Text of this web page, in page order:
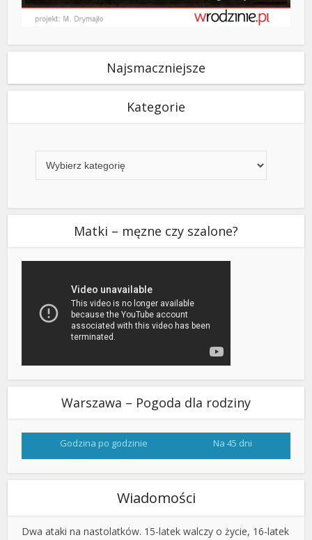
Najsmaczniejsze
Kategorie
Matki – męzne czy szalone?
Warszawa – Pogoda dla rodziny
Godzina po godzinie Na 45 dni
Wiadomości
Dwa ataki na nastolatków. 15-latek walczy o życie, 16-latek